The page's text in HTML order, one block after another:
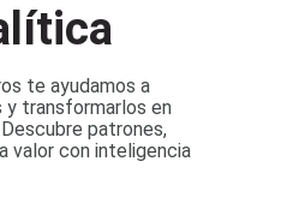
te ayudamos a
transformarlos en
patrones,
valor con inteligencia